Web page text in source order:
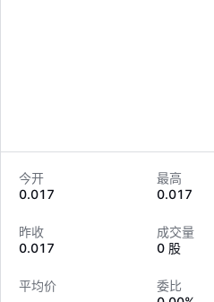
今开
0.017
最高
0.017
昨收
0.017
成交量
0 股
平均价
委比
LongbridgeAI